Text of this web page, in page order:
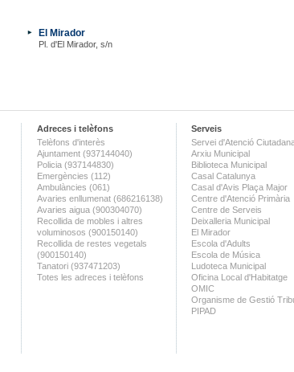
El Mirador
Pl. d'El Mirador, s/n
Adreces i telèfons
Telèfons d'interès
Ajuntament (937144040)
Policia (937144830)
Emergències (112)
Ambulàncies (061)
Avaries enllumenat (686216138)
Avaries aigua (900304070)
Recollida de mobles i altres
voluminosos (900150140)
Recollida de restes vegetals
(900150140)
Tanatori (937471203)
Totes les adreces i telèfons
Serveis
Servei d'Atenció
Arxiu Municipal
Biblioteca Municipal
Casal Catalunya
Casal d'Avis Plaça Major
Centre d'Atenció Primària
Centre de Serveis
Deixalleria Municipal
El Mirador
Escola d'Adults
Escola de Música
Ludoteca Municipal
Oficina Local d'Habitatge
OMIC
Organisme de Gestió
PIPAD